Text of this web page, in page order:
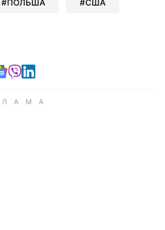
ПОЛЬША США
в Telegram
в Facebook
в X
Читайте в Google news
Читайте в Viber
Читайте в LinkedIn